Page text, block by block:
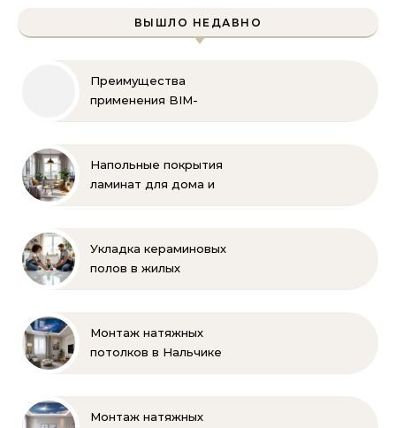
ВЫШЛО НЕДАВНО
Преимущества
применения BIM-
Напольные покрытия
ламинат для дома и
Укладка кераминовых
полов в жилых
Монтаж натяжных
потолков в Нальчике
Монтаж натяжных